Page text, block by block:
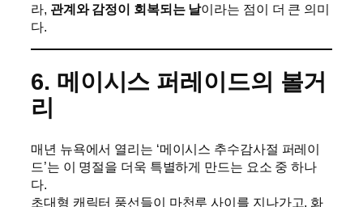
라, 관계와 감정이 회복되는 날이라는 점이 더 큰 의미
다.
6. 메이시스 퍼레이드의 볼거
리
매년 뉴욕에서 열리는 ‘메이시스 추수감사절 퍼레이
드’는 이 명절을 더욱 특별하게 만드는 요소 중 하나
다.
초대형 캐릭터 풍선들이 마천루 사이를 지나가고, 화